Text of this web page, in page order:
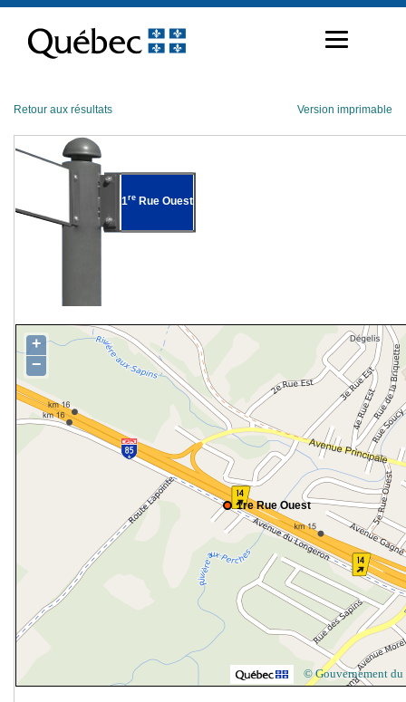
contenu
Retour aux résultats Version imprimable
1re Rue Ouest
1re Rue Ouest
+
−
© Gouvernement du